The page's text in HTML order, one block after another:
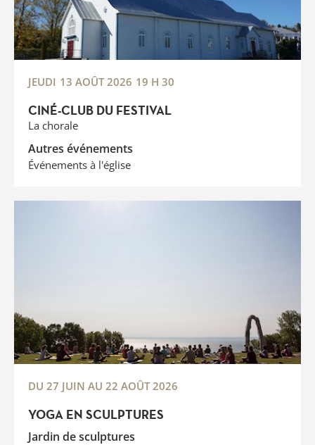
CINÉ-CLUB DU FESTIVAL
La chorale
Autres événements
Événements à l'église
JEUDI 13 AOÛT 2026 19 H 30
YOGA EN SCULPTURES
Jardin de sculptures
DU 27 JUIN AU 22 AOÛT 2026